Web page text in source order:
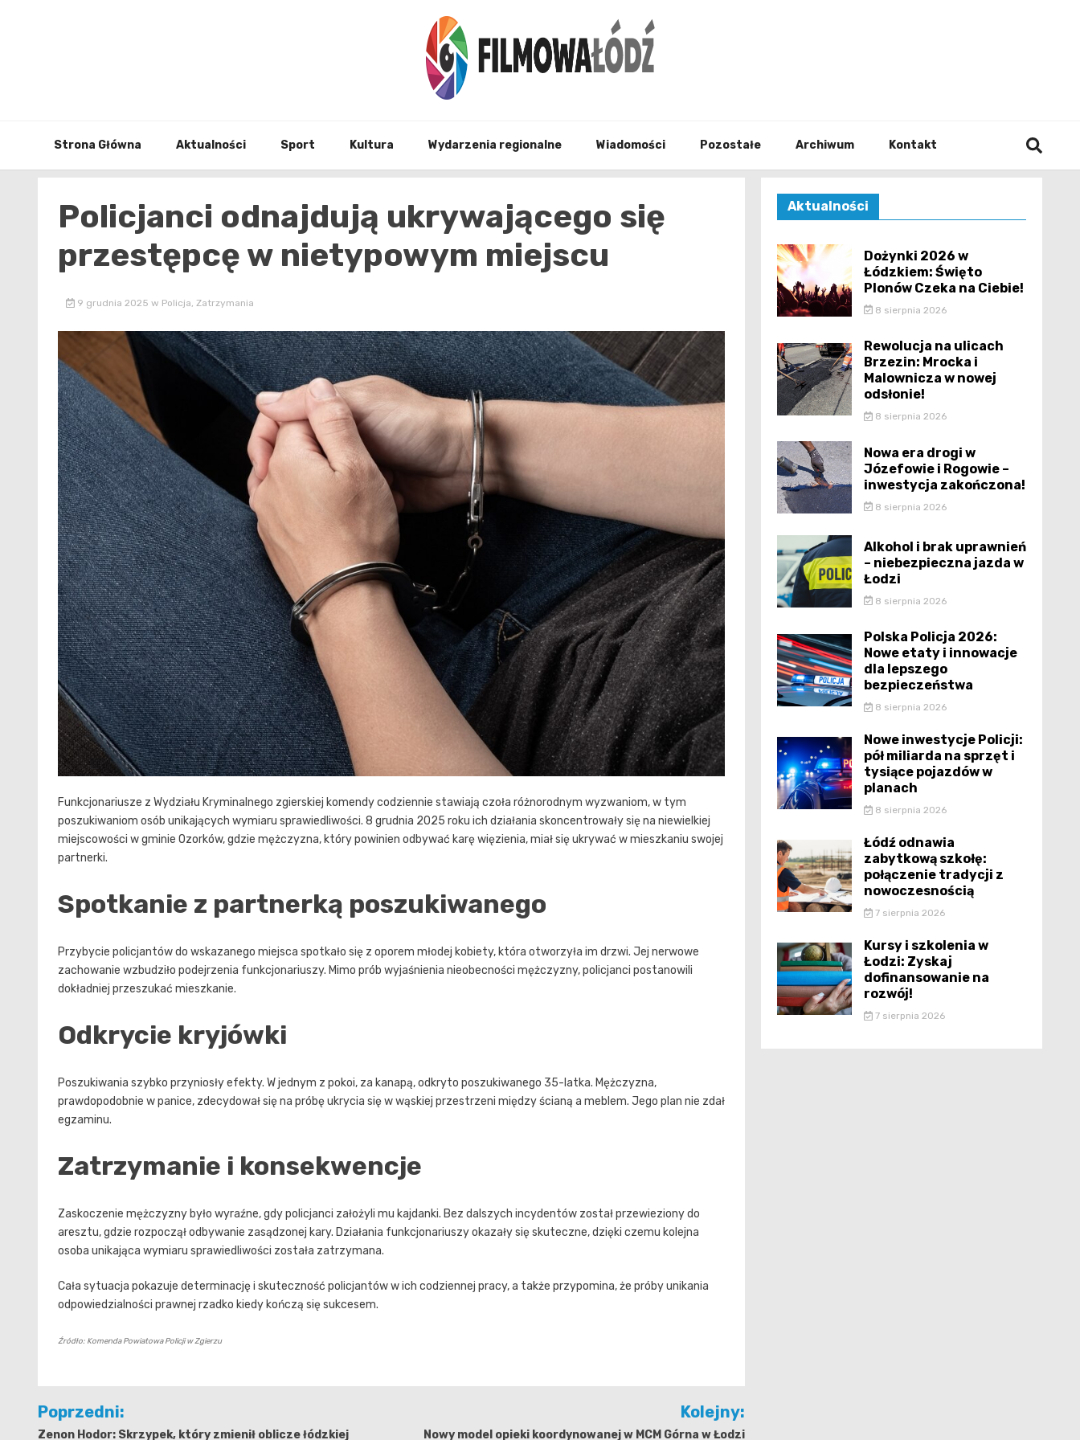
Strona Główna Aktualności Sport Kultura Wydarzenia regionalne Wiadomości Pozostałe Archiwum Kontakt
Policjanci odnajdują ukrywającego się
przestępcę w nietypowym miejscu
9 grudnia 2025 w Policja, Zatrzymania
Funkcjonariusze z Wydziału Kryminalnego zgierskiej komendy codziennie stawiają czoła różnorodnym wyzwaniom, w tym
poszukiwaniom osób unikających wymiaru sprawiedliwości. 8 grudnia 2025 roku ich działania skoncentrowały się na niewielkiej
miejscowości w gminie Ozorków, gdzie mężczyzna, który powinien odbywać karę więzienia, miał się ukrywać w mieszkaniu swojej
partnerki.
Spotkanie z partnerką poszukiwanego
Przybycie policjantów do wskazanego miejsca spotkało się z oporem młodej kobiety, która otworzyła im drzwi. Jej nerwowe
zachowanie wzbudziło podejrzenia funkcjonariuszy. Mimo prób wyjaśnienia nieobecności mężczyzny, policjanci postanowili
dokładniej przeszukać mieszkanie.
Odkrycie kryjówki
Poszukiwania szybko przyniosły efekty. W jednym z pokoi, za kanapą, odkryto poszukiwanego 35-latka. Mężczyzna,
prawdopodobnie w panice, zdecydował się na próbę ukrycia się w wąskiej przestrzeni między ścianą a meblem. Jego plan nie zdał
egzaminu.
Zatrzymanie i konsekwencje
Zaskoczenie mężczyzny było wyraźne, gdy policjanci założyli mu kajdanki. Bez dalszych incydentów został przewieziony do
aresztu, gdzie rozpoczął odbywanie zasądzonej kary. Działania funkcjonariuszy okazały się skuteczne, dzięki czemu kolejna
osoba unikająca wymiaru sprawiedliwości została zatrzymana.
Cała sytuacja pokazuje determinację i skuteczność policjantów w ich codziennej pracy, a także przypomina, że próby unikania
odpowiedzialności prawnej rzadko kiedy kończą się sukcesem.
Źródło: Komenda Powiatowa Policji w Zgierzu
Nawigacja
Poprzedni:
Zenon Hodor: Skrzypek, który zmienił oblicze łódzkiej
Kolejny:
Nowy model opieki koordynowanej w MCM Górna w Łodzi
Aktualności
Dożynki 2026 w
Łódzkiem: Święto
Plonów Czeka na Ciebie!
8 sierpnia 2026
Rewolucja na ulicach
Brzezin: Mrocka i
Malownicza w nowej
odsłonie!
8 sierpnia 2026
Nowa era drogi w
Józefowie i Rogowie –
inwestycja zakończona!
8 sierpnia 2026
Alkohol i brak uprawnień
– niebezpieczna jazda w
Łodzi
8 sierpnia 2026
Polska Policja 2026:
Nowe etaty i innowacje
dla lepszego
bezpieczeństwa
8 sierpnia 2026
Nowe inwestycje Policji:
pół miliarda na sprzęt i
tysiące pojazdów w
planach
8 sierpnia 2026
Łódź odnawia
zabytkową szkołę:
połączenie tradycji z
nowoczesnością
7 sierpnia 2026
Kursy i szkolenia w
Łodzi: Zyskaj
dofinansowanie na
rozwój!
7 sierpnia 2026